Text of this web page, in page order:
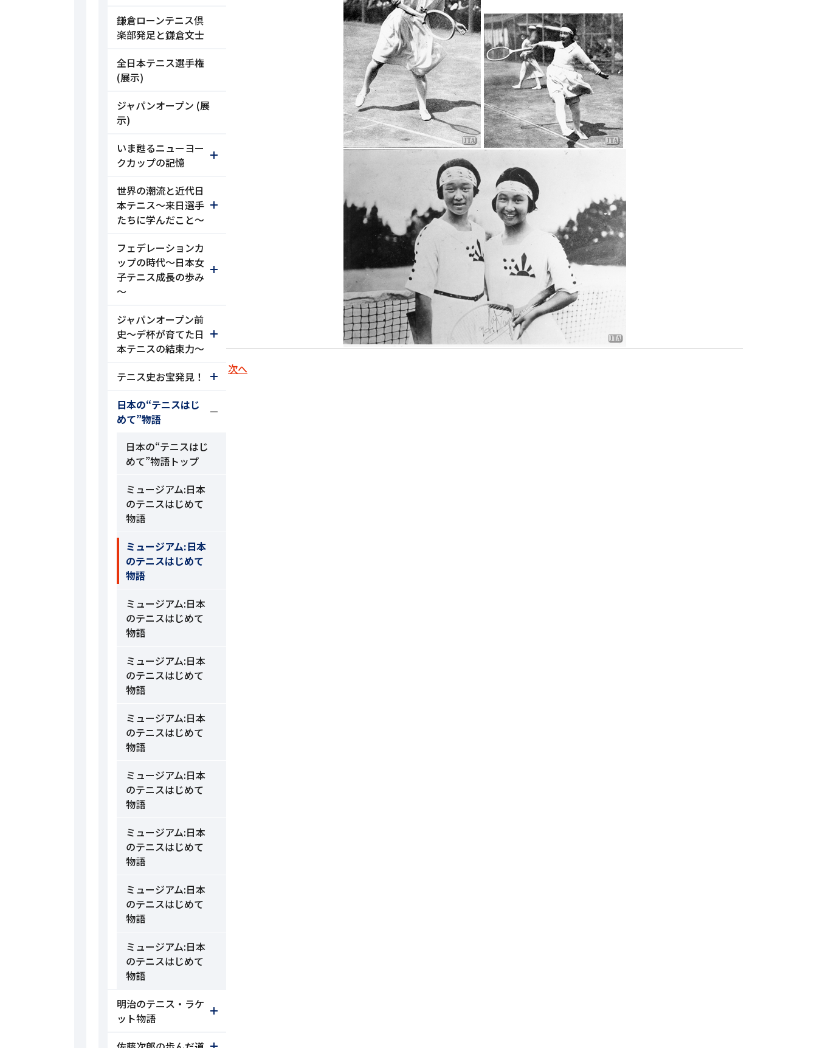
次へ
鎌倉ローンテニス倶
楽部発足と鎌倉文士
全日本テニス選手権
(展示)
ジャパンオープン (展
示)
いま甦るニューヨー
クカップの記憶
世界の潮流と近代日
本テニス～来日選手
たちに学んだこと～
フェデレーションカ
ップの時代～日本女
子テニス成長の歩み
～
ジャパンオープン前
史～デ杯が育てた日
本テニスの結束力～
テニス史お宝発見！
日本の“テニスはじ
めて”物語
日本の“テニスはじ
めて”物語トップ
ミュージアム:日本
のテニスはじめて
物語
ミュージアム:日本
のテニスはじめて
物語
ミュージアム:日本
のテニスはじめて
物語
ミュージアム:日本
のテニスはじめて
物語
ミュージアム:日本
のテニスはじめて
物語
ミュージアム:日本
のテニスはじめて
物語
ミュージアム:日本
のテニスはじめて
物語
ミュージアム:日本
のテニスはじめて
物語
ミュージアム:日本
のテニスはじめて
物語
明治のテニス・ラケ
ット物語